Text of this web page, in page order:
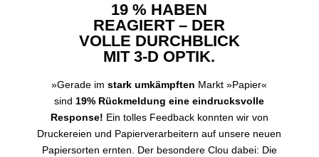
19 % HABEN
REAGIERT – DER
VOLLE DURCHBLICK
MIT 3-D OPTIK.
»Gerade imstark umkämpften Markt »Papier«
sind19% Rückmeldung eine eindrucksvolle
Response! Ein tolles Feedback konnten wir von
Druckereien und Papierverarbeitern auf unsere neuen
Papiersorten ernten. Der besondere Clou dabei: Die